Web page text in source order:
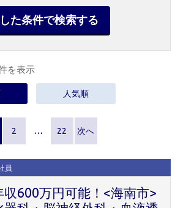
た条件で検索する
を表示
人気順
2 … 22 次へ
員
収600万円可能！<海南市>